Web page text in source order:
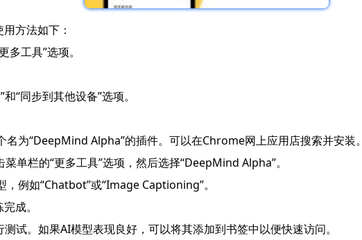
方法如下：
工具”选项。
“同步到其他设备”选项。
名为“DeepMind Alpha”的插件。可以在Chrome网上应用店搜索并安装
单栏的“更多工具”选项，然后选择“DeepMind Alpha”。
例如“Chatbot”或“Image Captioning”。
成。
试。如果AI模型表现良好，可以将其添加到书签中以便快速访问。